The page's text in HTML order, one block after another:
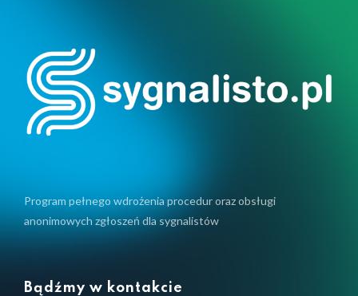
Program pełnego wdrożenia procedur oraz obsługi
anonimowych zgłoszeń dla sygnalistów
Bądźmy w kontakcie